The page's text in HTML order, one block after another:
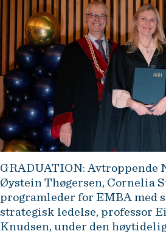
GRADUATION: Avtroppende
Øystein Thøgersen, Cornelia
programleder for EMBA med
strategisk ledelse, professor
Knudsen, under den